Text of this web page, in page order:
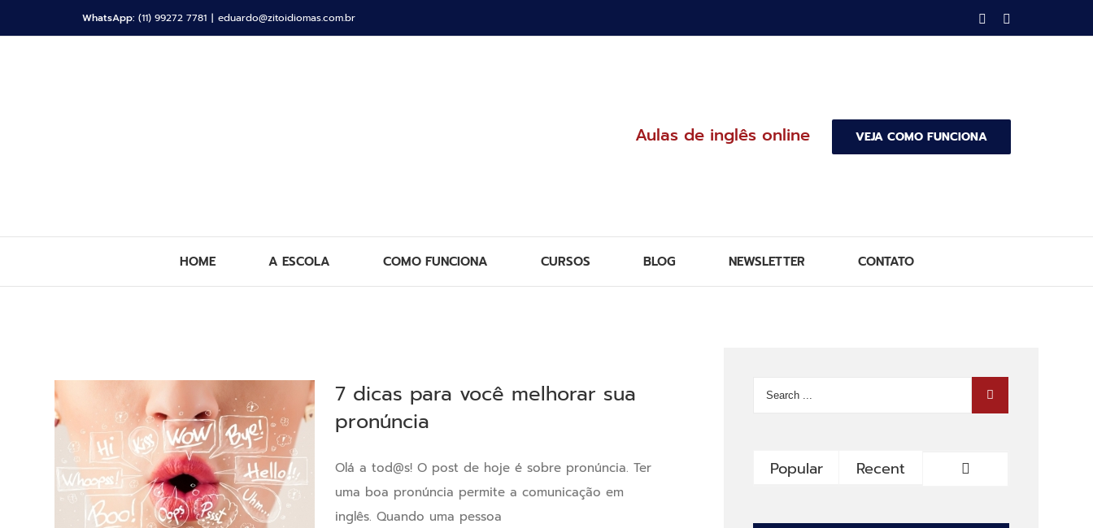
WhatsApp: (11) 99272 7781 | eduardo@zitoidiomas.com.br Facebook
Aulas de inglês online VEJA COMO FUNCIONA
HOME A ESCOLA COMO FUNCIONA CURSOS BLOG NEWSLETTER CONTATO
7 dicas para você melhorar sua
pronúncia
Olá a tod@s! O post de hoje é sobre pronúncia. Ter
uma boa pronúncia permite a comunicação em
inglês. Quando uma pessoa
Popular
Recent